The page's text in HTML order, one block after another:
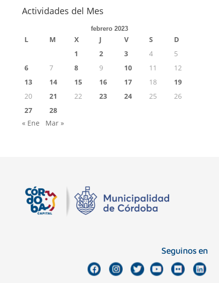
Actividades del Mes
febrero 2023
L M X J V S
D
1
2 3 4
5
6
7 8 9 10 11
12
13
14 15 16 17 18
19
20
21 22 23 24 25
26
27
28
« Ene
Mar »
Seguinos en